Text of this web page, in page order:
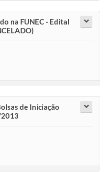
na FUNEC - Edital
de Iniciação